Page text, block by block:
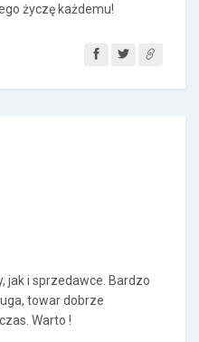
życzę każdemu!
jak i sprzedawce. Bardzo
towar dobrze
Warto !